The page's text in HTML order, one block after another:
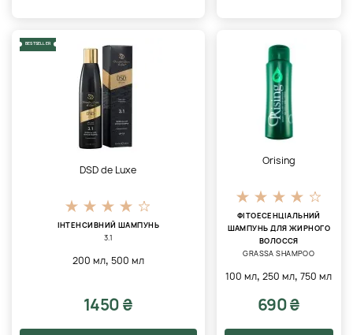
BESTSELLER
DSD de Luxe
ІНТЕНСИВНИЙ ШАМПУНЬ
3.1
200 мл, 500 мл
1450 ₴
Orising
ФІТОЕСЕНЦІАЛЬНИЙ
ШАМПУНЬ ДЛЯ ЖИРНОГО
ВОЛОССЯ
GRASSA SHAMPOO
100 мл,250 мл,750 мл
690 ₴